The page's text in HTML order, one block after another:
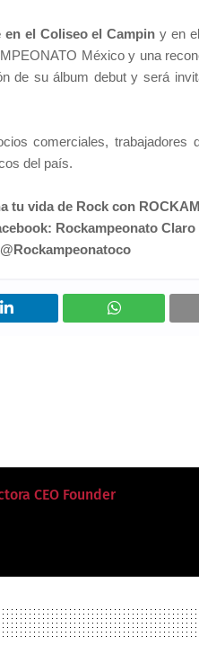
el Coliseo el Campin y en
México y una
de su álbum debut y será
comerciales, trabajadores
del país.
vida de Rock con
Rockampeonato Claro
CEO Founder